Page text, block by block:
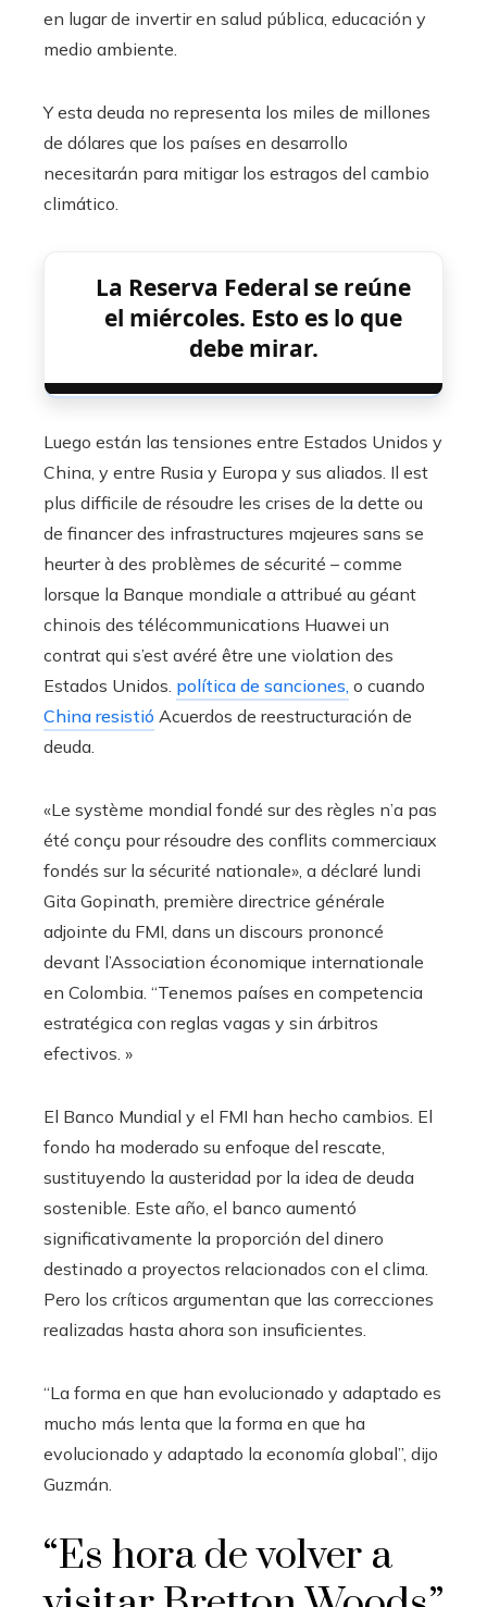
en lugar de invertir en salud pública, educación y
medio ambiente.
Y esta deuda no representa los miles de millones
de dólares que los países en desarrollo
necesitarán para mitigar los estragos del cambio
climático.
La Reserva Federal se reúne
el miércoles. Esto es lo que
debe mirar.
Luego están las tensiones entre Estados Unidos y
China, y entre Rusia y Europa y sus aliados. Il est
plus difficile de résoudre les crises de la dette ou
de financer des infrastructures majeures sans se
heurter à des problèmes de sécurité – comme
lorsque la Banque mondiale a attribué au géant
chinois des télécommunications Huawei un
contrat qui s’est avéré être une violation des
Estados Unidos. política de sanciones, o cuando
China resistió Acuerdos de reestructuración de
deuda.
«Le système mondial fondé sur des règles n’a pas
été conçu pour résoudre des conflits commerciaux
fondés sur la sécurité nationale», a déclaré lundi
Gita Gopinath, première directrice générale
adjointe du FMI, dans un discours prononcé
devant l’Association économique internationale
en Colombia. “Tenemos países en competencia
estratégica con reglas vagas y sin árbitros
efectivos. »
El Banco Mundial y el FMI han hecho cambios. El
fondo ha moderado su enfoque del rescate,
sustituyendo la austeridad por la idea de deuda
sostenible. Este año, el banco aumentó
significativamente la proporción del dinero
destinado a proyectos relacionados con el clima.
Pero los críticos argumentan que las correcciones
realizadas hasta ahora son insuficientes.
“La forma en que han evolucionado y adaptado es
mucho más lenta que la forma en que ha
evolucionado y adaptado la economía global”, dijo
Guzmán.
“Es hora de volver a